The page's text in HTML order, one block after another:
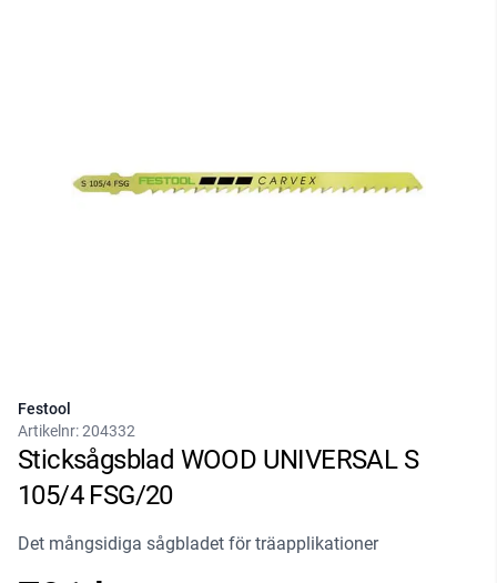
Festool
Artikelnr:204332
Sticksågsblad WOOD UNIVERSAL S
105/4 FSG/20
Det mångsidiga sågbladet för träapplikationer